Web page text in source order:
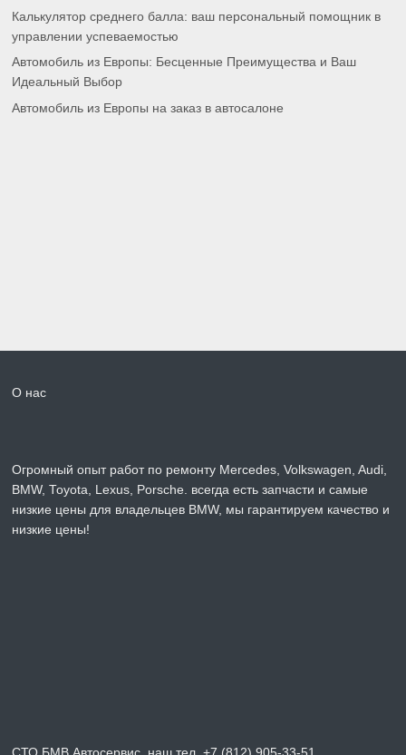
Калькулятор среднего балла: ваш персональный помощник в
управлении успеваемостью
Автомобиль из Европы: Бесценные Преимущества и Ваш
Идеальный Выбор
Автомобиль из Европы на заказ в автосалоне
О нас
Огромный опыт работ по ремонту Mercedes, Volkswagen, Audi,
BMW, Toyota, Lexus, Porsche. всегда есть запчасти и самые
низкие цены для владельцев BMW, мы гарантируем качество и
низкие цены!